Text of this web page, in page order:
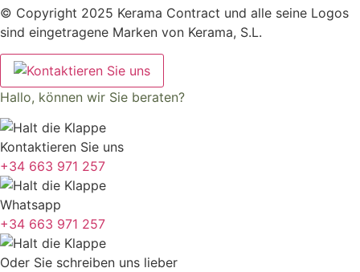
© Copyright 2025 Kerama Contract und alle seine Logos
sind eingetragene Marken von Kerama, S.L.
Hallo, können wir Sie beraten?
Kontaktieren Sie uns
+34 663 971 257
Whatsapp
+34 663 971 257
Oder Sie schreiben uns lieber